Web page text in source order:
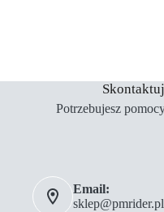
Potrzebujesz
Email:
sklep@pmrider.pl